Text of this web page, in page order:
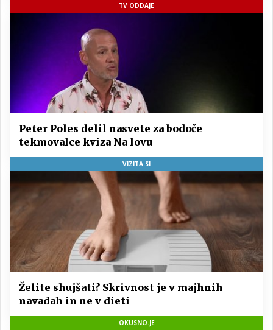
TV ODDAJE
Peter Poles delil nasvete za bodoče
tekmovalce kviza Na lovu
VIZITA.SI
Želite shujšati? Skrivnost je v majhnih
navadah in ne v dieti
OKUSNO.JE